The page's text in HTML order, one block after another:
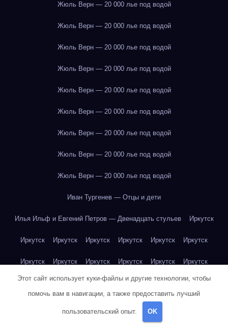
Жюль Верн — 20 000 лье под водой
Жюль Верн — 20 000 лье под водой
Жюль Верн — 20 000 лье под водой
Жюль Верн — 20 000 лье под водой
Жюль Верн — 20 000 лье под водой
Жюль Верн — 20 000 лье под водой
Жюль Верн — 20 000 лье под водой
Жюль Верн — 20 000 лье под водой
Жюль Верн — 20 000 лье под водой
Иван Тургенев — Отцы и дети
Илья Ильф и Евгений Петров — Двенадцать стульев Иркутск
Иркутск Иркутск Иркутск Иркутск Иркутск Иркутск
Иркутск Иркутск Иркутск Иркутск Иркутск Иркутск
Иркутск Иркутск Иркутск Иркутск Иркутск Иркутск
Иркутск Йогурт
Этот сайт использует куки-файлы и другие технологии, чтобы
помочь вам в навигации, а также предоставить лучший
пользовательский опыт. OK